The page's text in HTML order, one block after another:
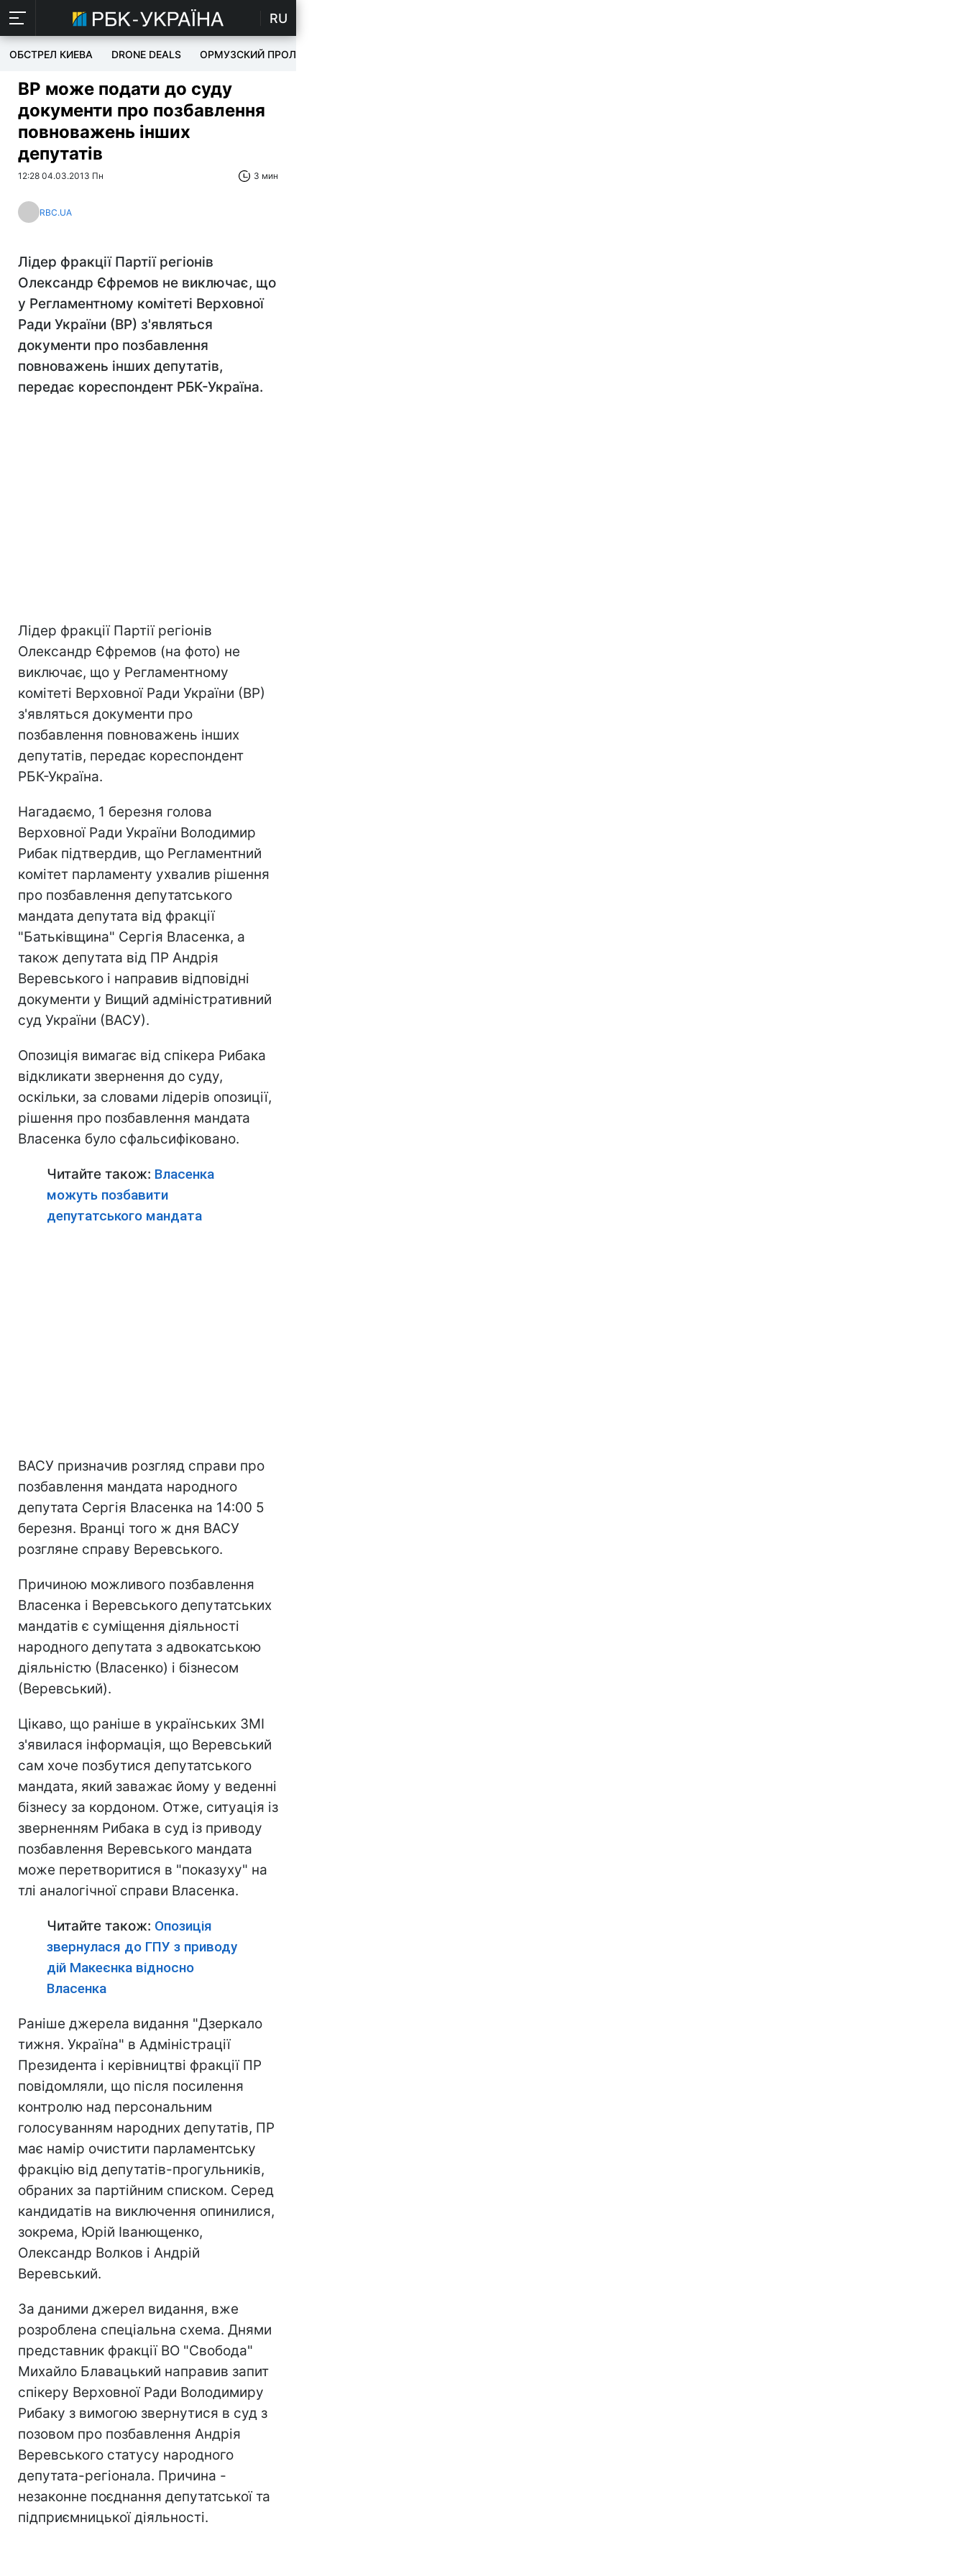
RU
ОБСТРЕЛ КИЕВА DRONE DEALS ОРМУЗСКИЙ ПРОЛИВ
ВР може подати до суду
документи про позбавлення
повноважень інших
депутатів
12:28 04.03.2013 Пн 3 мин
RBC.UA
Лідер фракції Партії регіонів
Олександр Єфремов не виключає, що
у Регламентному комітеті Верховної
Ради України (ВР) з'являться
документи про позбавлення
повноважень інших депутатів,
передає кореспондент РБК-Україна.
Лідер фракції Партії регіонів
Олександр Єфремов (на фото) не
виключає, що у Регламентному
комітеті Верховної Ради України (ВР)
з'являться документи про
позбавлення повноважень інших
депутатів, передає кореспондент
РБК-Україна.
Нагадаємо, 1 березня голова
Верховної Ради України Володимир
Рибак підтвердив, що Регламентний
комітет парламенту ухвалив рішення
про позбавлення депутатського
мандата депутата від фракції
"Батьківщина" Сергія Власенка, а
також депутата від ПР Андрія
Веревського і направив відповідні
документи у Вищий адміністративний
суд України (ВАСУ).
Опозиція вимагає від спікера Рибака
відкликати звернення до суду,
оскільки, за словами лідерів опозиції,
рішення про позбавлення мандата
Власенка було сфальсифіковано.
Читайте також: Власенка
можуть позбавити
депутатського мандата
ВАСУ призначив розгляд справи про
позбавлення мандата народного
депутата Сергія Власенка на 14:00 5
березня. Вранці того ж дня ВАСУ
розгляне справу Веревського.
Причиною можливого позбавлення
Власенка і Веревського депутатських
мандатів є суміщення діяльності
народного депутата з адвокатською
діяльністю (Власенко) і бізнесом
(Веревський).
Цікаво, що раніше в українських ЗМІ
з'явилася інформація, що Веревський
сам хоче позбутися депутатського
мандата, який заважає йому у веденні
бізнесу за кордоном. Отже, ситуація із
зверненням Рибака в суд із приводу
позбавлення Веревського мандата
може перетворитися в "показуху" на
тлі аналогічної справи Власенка.
Читайте також: Опозиція
звернулася до ГПУ з приводу
дій Макеєнка відносно
Власенка
Раніше джерела видання "Дзеркало
тижня. Україна" в Адміністрації
Президента і керівництві фракції ПР
повідомляли, що після посилення
контролю над персональним
голосуванням народних депутатів, ПР
має намір очистити парламентську
фракцію від депутатів-прогульників,
обраних за партійним списком. Серед
кандидатів на виключення опинилися,
зокрема, Юрій Іванющенко,
Олександр Волков і Андрій
Веревський.
За даними джерел видання, вже
розроблена спеціальна схема. Днями
представник фракції ВО "Свобода"
Михайло Блавацький направив запит
спікеру Верховної Ради Володимиру
Рибаку з вимогою звернутися в суд з
позовом про позбавлення Андрія
Веревського статусу народного
депутата-регіонала. Причина -
незаконне поєднання депутатської та
підприємницької діяльності.